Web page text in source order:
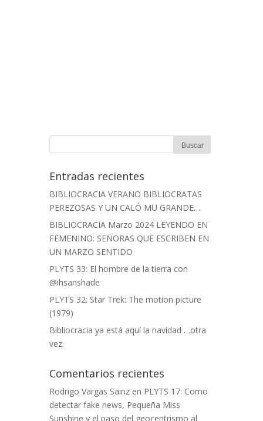
Entradas recientes
BIBLIOCRACIA VERANO BIBLIOCRATAS
PEREZOSAS Y UN CALÓ MU GRANDE…
BIBLIOCRACIA Marzo 2024 LEYENDO EN
FEMENINO: SEÑORAS QUE ESCRIBEN EN
UN MARZO SENTIDO
PLYTS 33: El hombre de la tierra con
@ihsanshade
PLYTS 32: Star Trek: The motion picture
(1979)
Bibliocracia ya está aquí la navidad …otra
vez.
Comentarios recientes
Rodrigo Vargas Sainz en PLYTS 17: Como
detectar fake news, Pequeña Miss
Sunshine y el paso del geocentrismo al